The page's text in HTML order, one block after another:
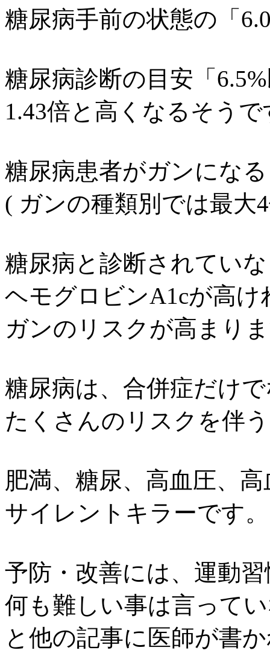
糖尿病手前の状態の「
糖尿病診断の目安「
1.43倍と高くなるそうで
糖尿病患者がガンにな
( ガンの種類別では最大
糖尿病と診断されてい
ヘモグロビンA1cが高け
ガンのリスクが高まり
糖尿病は、合併症だけ
たくさんのリスクを伴
肥満、糖尿、高血圧、
サイレントキラーです。
予防・改善には、運動
何も難しい事は言って
と他の記事に医師が書